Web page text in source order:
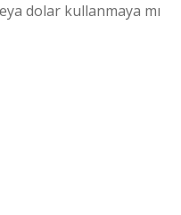
dolar kullanmaya mı